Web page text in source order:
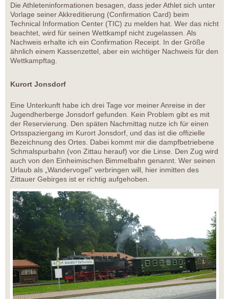
Die Athleteninformationen besagen, dass jeder Athlet sich unter
Vorlage seiner Akkreditierung (Confirmation Card) beim
Technical Information Center (TIC) zu melden hat. Wer das nicht
beachtet, wird für seinen Wettkampf nicht zugelassen. Als
Nachweis erhalte ich ein Confirmation Receipt. In der Größe
ähnlich einem Kassenzettel, aber ein wichtiger Nachweis für den
Wettkampftag.
Kurort Jonsdorf
Eine Unterkunft habe ich drei Tage vor meiner Anreise in der
Jugendherberge Jonsdorf gefunden. Kein Problem gibt es mit
der Reservierung. Den späten Nachmittag nutze ich für einen
Ortsspaziergang im Kurort Jonsdorf, und das ist die offizielle
Bezeichnung des Ortes. Dabei kommt mir die dampfbetriebene
Schmalspurbahn (von Zittau herauf) vor die Linse. Den Zug wird
auch von den Einheimischen Bimmelbahn genannt. Wer seinen
Urlaub als „Wandervogel“ verbringen will, hier inmitten des
Zittauer Gebirges ist er richtig aufgehoben.